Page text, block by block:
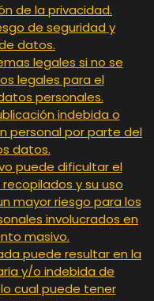
de la privacidad.
de seguridad y
datos.
legales si no se
legales para el
personales.
indebida o
personal por parte del
datos.
puede dificultar el
y su uso
mayor riesgo para los
involucrados en
masivo.
puede resultar en la
y/o indebida de
cual puede tener